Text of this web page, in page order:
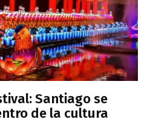
Santiago se
de la cultura